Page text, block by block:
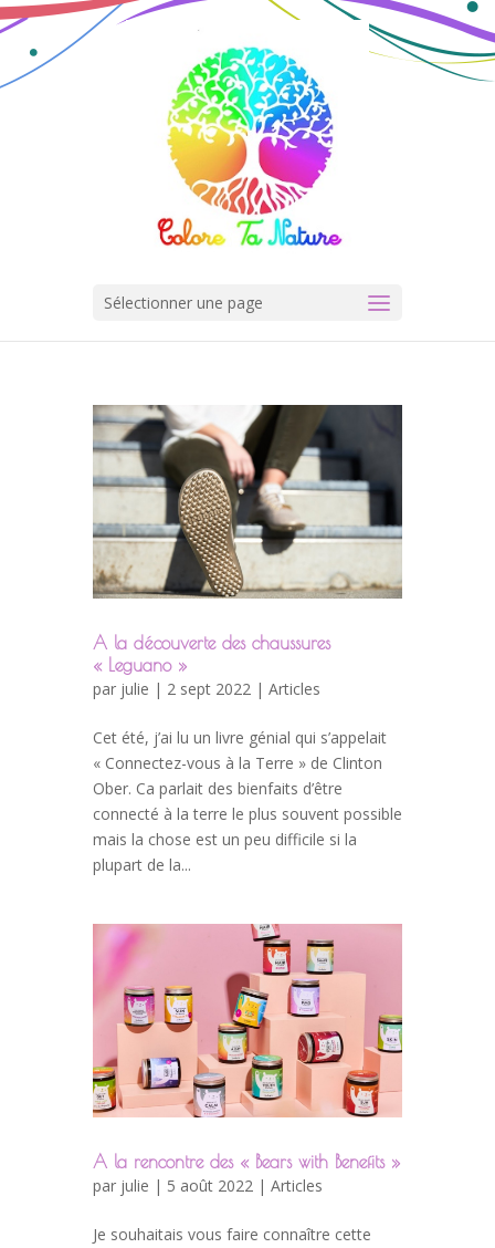
Sélectionner une page
A la découverte des chaussures
« Leguano »
par julie | 2 sept 2022 | Articles
Cet été, j’ai lu un livre génial qui s’appelait
« Connectez-vous à la Terre » de Clinton
Ober. Ca parlait des bienfaits d’être
connecté à la terre le plus souvent possible
mais la chose est un peu difficile si la
plupart de la...
A la rencontre des « Bears with Benefits »
par julie | 5 août 2022 | Articles
Je souhaitais vous faire connaître cette